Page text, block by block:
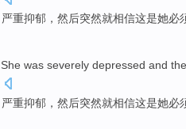
严重抑郁 ， 然后突然就相信这是她必
. She was severely depressed and
严重抑郁 ， 然后突然就相信这是她必